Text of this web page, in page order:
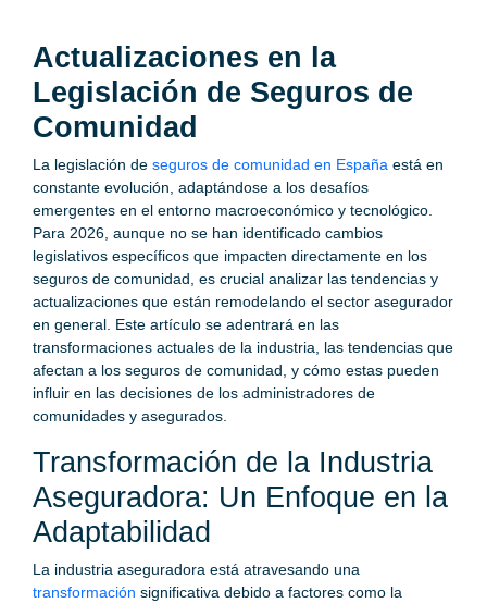
Actualizaciones en la
Legislación de Seguros de
Comunidad
La legislación de seguros de comunidad en España está en
constante evolución, adaptándose a los desafíos
emergentes en el entorno macroeconómico y tecnológico.
Para 2026, aunque no se han identificado cambios
legislativos específicos que impacten directamente en los
seguros de comunidad, es crucial analizar las tendencias y
actualizaciones que están remodelando el sector asegurador
en general. Este artículo se adentrará en las
transformaciones actuales de la industria, las tendencias que
afectan a los seguros de comunidad, y cómo estas pueden
influir en las decisiones de los administradores de
comunidades y asegurados.
Transformación de la Industria
Aseguradora: Un Enfoque en la
Adaptabilidad
La industria aseguradora está atravesando una
transformación significativa debido a factores como la